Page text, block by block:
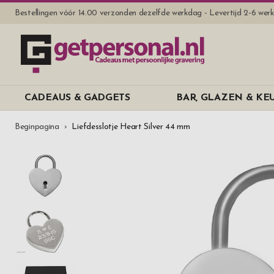
Bestellingen vóór 14.00 verzonden dezelfde werkdag - Levertijd 2-6
CADEAUS & GADGETS BAR, GLAZEN &
Beginpagina Liefdesslotje Heart Silver 44 mm